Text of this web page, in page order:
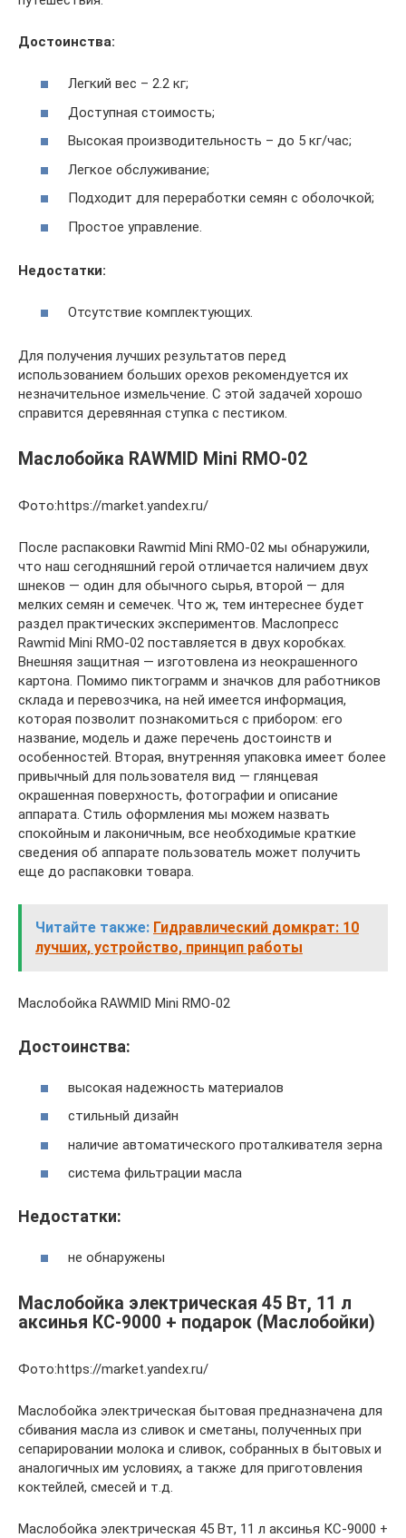
Достоинства:
Легкий вес – 2.2 кг;
Доступная стоимость;
Высокая производительность – до 5 кг/час;
Легкое обслуживание;
Подходит для переработки семян с оболочкой;
Простое управление.
Недостатки:
Отсутствие комплектующих.
Для получения лучших результатов перед
использованием больших орехов рекомендуется их
незначительное измельчение. С этой задачей хорошо
справится деревянная ступка с пестиком.
Маслобойка RAWMID Mini RMO-02
Фото:https://market.yandex.ru/
После распаковки Rawmid Mini RMO-02 мы обнаружили,
что наш сегодняшний герой отличается наличием двух
шнеков — один для обычного сырья, второй — для
мелких семян и семечек. Что ж, тем интереснее будет
раздел практических экспериментов. Маслопресс
Rawmid Mini RMO-02 поставляется в двух коробках.
Внешняя защитная — изготовлена из неокрашенного
картона. Помимо пиктограмм и значков для работников
склада и перевозчика, на ней имеется информация,
которая позволит познакомиться с прибором: его
название, модель и даже перечень достоинств и
особенностей. Вторая, внутренняя упаковка имеет более
привычный для пользователя вид — глянцевая
окрашенная поверхность, фотографии и описание
аппарата. Стиль оформления мы можем назвать
спокойным и лаконичным, все необходимые краткие
сведения об аппарате пользователь может получить
еще до распаковки товара.
Читайте также: Гидравлический домкрат: 10
лучших, устройство, принцип работы
Маслобойка RAWMID Mini RMO-02
Достоинства:
высокая надежность материалов
стильный дизайн
наличие автоматического проталкивателя зерна
система фильтрации масла
Недостатки:
не обнаружены
Маслобойка электрическая 45 Вт, 11 л
аксинья КС-9000 + подарок (Маслобойки)
Фото:https://market.yandex.ru/
Маслобойка электрическая бытовая предназначена для
сбивания масла из сливок и сметаны, полученных при
сепарировании молока и сливок, собранных в бытовых и
аналогичных им условиях, а также для приготовления
коктейлей, смесей и т.д.
Маслобойка электрическая 45 Вт, 11 л аксинья КС-9000 +